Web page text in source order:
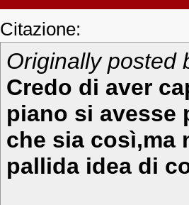
Citazione:
Originally posted
Credo di aver
piano si avesse
che sia così,ma
pallida idea di